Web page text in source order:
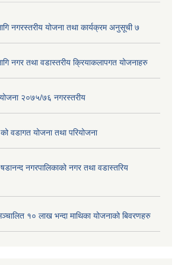
नगरस्तरीय योजना तथा कार्यक्रम अनुसूची ७
नगर तथा वडास्तरीय क्रियाकलापगत योजनाहरु
योजना २०७५/७६ नगरस्तरीय
वडागत योजना तथा परियोजना
नगरपालिकाको नगर तथा वडास्तरिय
१० लाख भन्दा माथिका योजनाको बिवरणहरु